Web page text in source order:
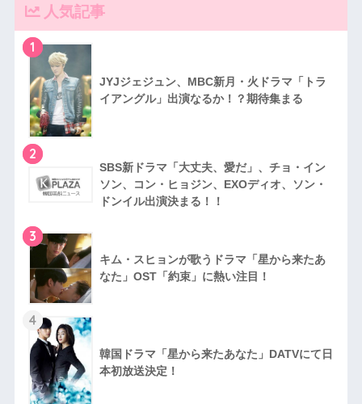
人気記事
1
JYJジェジュン、MBC新月・火ドラマ「トラ
イアングル」出演なるか！？期待集まる
2
SBS新ドラマ「大丈夫、愛だ」、チョ・イン
ソン、コン・ヒョジン、EXOディオ、ソン・
ドンイル出演決まる！！
3
キム・スヒョンが歌うドラマ「星から来たあ
なた」OST「約束」に熱い注目！
4
韓国​ドラマ「星から来たあ​なた」DATVにて日
本初放送決定！